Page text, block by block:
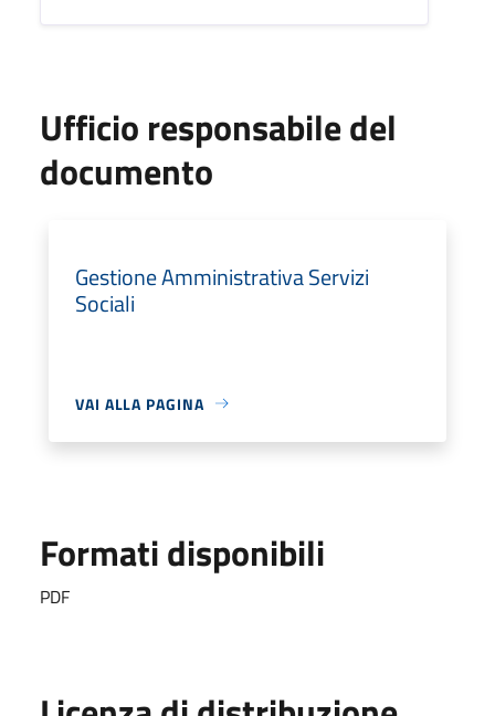
Ufficio responsabile del
documento
Gestione Amministrativa Servizi
Sociali
VAI ALLA PAGINA
Formati disponibili
PDF